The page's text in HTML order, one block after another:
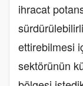
ihracat
ettirebilmesi
sektörünün